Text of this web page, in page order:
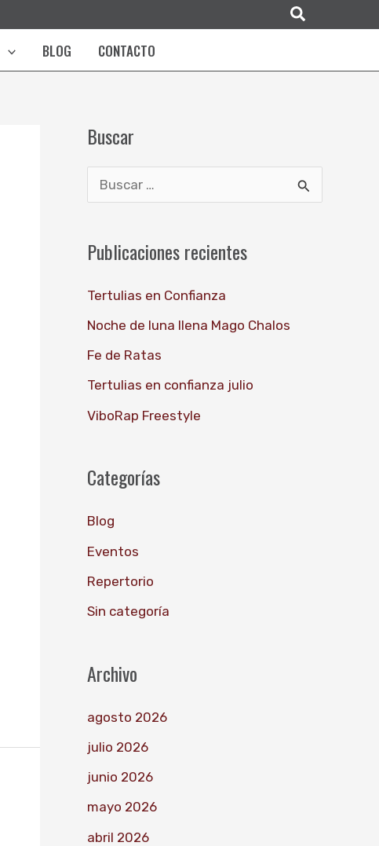
Buscar
BLOG CONTACTO
Buscar
s
a
r
p
o
Publicaciones recientes
Tertulias en Confianza
Noche de luna llena Mago Chalos
Fe de Ratas
Tertulias en confianza julio
ViboRap Freestyle
Categorías
Blog
Eventos
Repertorio
Sin categoría
Archivo
agosto 2026
julio 2026
junio 2026
mayo 2026
abril 2026